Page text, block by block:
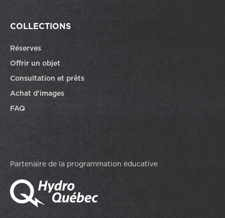
COLLECTIONS
Réserves
Offrir un objet
Consultation et prêts
Achat d’images
FAQ
Partenaire de la programmation éducative